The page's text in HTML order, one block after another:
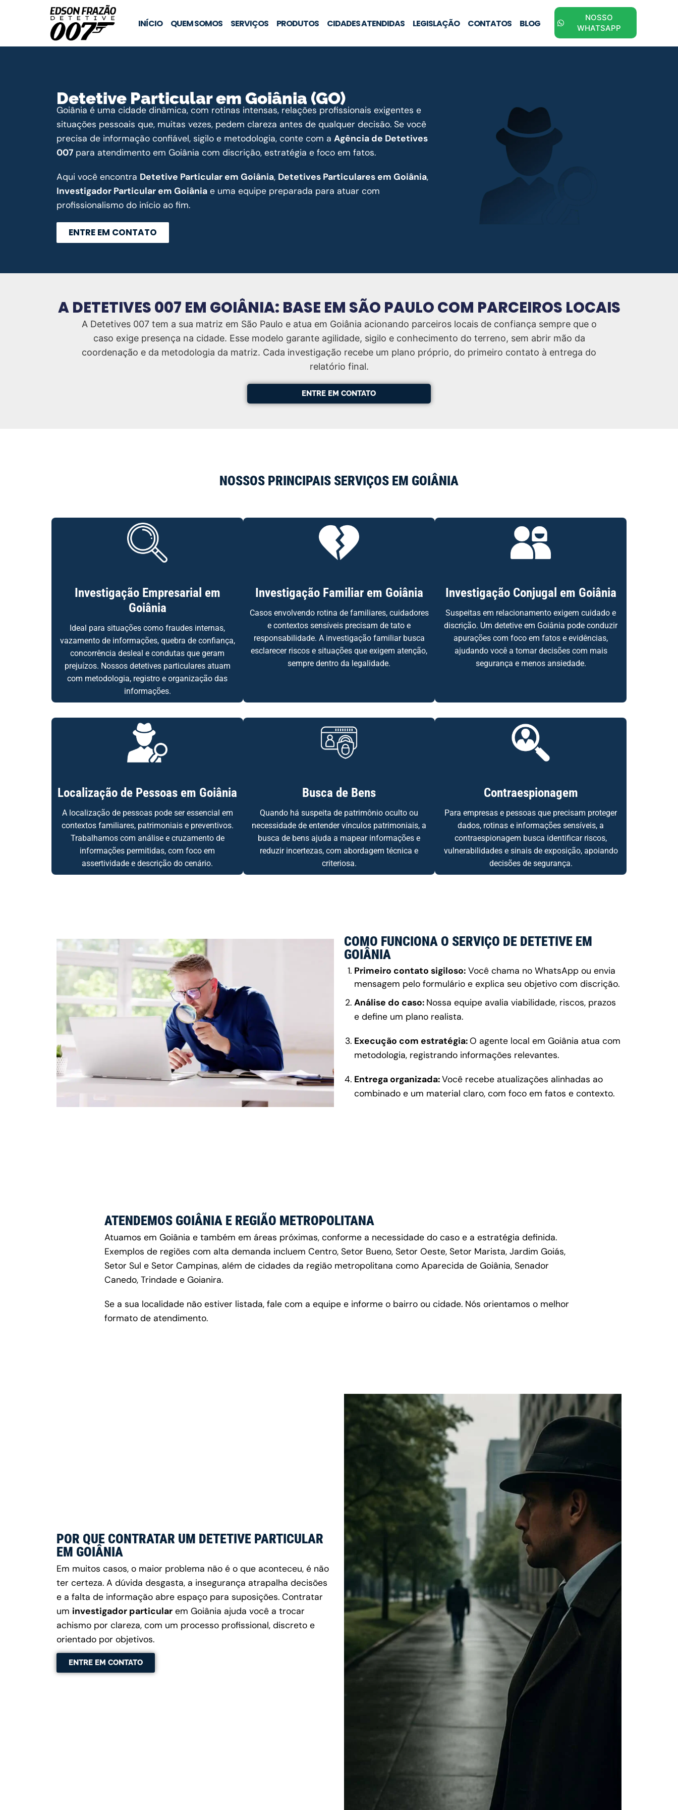
INÍCIO QUEM SOMOS SERVIÇOS PRODUTOS CIDADES ATENDIDAS LEGISLAÇÃO CONTATOS BLOG
NOSSO
WHATSAPP
Detetive Particular em Goiânia (GO)
Goiânia é uma cidade dinâmica, com rotinas intensas, relações profissionais exigentes e
situações pessoais que, muitas vezes, pedem clareza antes de qualquer decisão. Se você
precisa de informação confiável, sigilo e metodologia, conte com a Agência de Detetives
007 para atendimento em Goiânia com discrição, estratégia e foco em fatos.
Aqui você encontra Detetive Particular em Goiânia, Detetives Particulares em Goiânia,
Investigador Particular em Goiânia e uma equipe preparada para atuar com
profissionalismo do início ao fim.
ENTRE EM CONTATO
A DETETIVES 007 EM GOIÂNIA: BASE EM SÃO PAULO COM PARCEIROS LOCAIS
A Detetives 007 tem a sua matriz em São Paulo e atua em Goiânia acionando parceiros locais de confiança sempre que o
caso exige presença na cidade. Esse modelo garante agilidade, sigilo e conhecimento do terreno, sem abrir mão da
coordenação e da metodologia da matriz. Cada investigação recebe um plano próprio, do primeiro contato à entrega do
relatório final.
ENTRE EM CONTATO
NOSSOS PRINCIPAIS SERVIÇOS EM GOIÂNIA
Investigação Empresarial em
Goiânia
Ideal para situações como fraudes internas,
vazamento de informações, quebra de confiança,
concorrência desleal e condutas que geram
prejuízos. Nossos detetives particulares atuam
com metodologia, registro e organização das
informações.
Investigação Familiar em Goiânia
Casos envolvendo rotina de familiares, cuidadores
e contextos sensíveis precisam de tato e
responsabilidade. A investigação familiar busca
esclarecer riscos e situações que exigem atenção,
sempre dentro da legalidade.
Investigação Conjugal em Goiânia
Suspeitas em relacionamento exigem cuidado e
discrição. Um detetive em Goiânia pode conduzir
apurações com foco em fatos e evidências,
ajudando você a tomar decisões com mais
segurança e menos ansiedade.
Localização de Pessoas em Goiânia
A localização de pessoas pode ser essencial em
contextos familiares, patrimoniais e preventivos.
Trabalhamos com análise e cruzamento de
informações permitidas, com foco em
assertividade e descrição do cenário.
Busca de Bens
Quando há suspeita de patrimônio oculto ou
necessidade de entender vínculos patrimoniais, a
busca de bens ajuda a mapear informações e
reduzir incertezas, com abordagem técnica e
criteriosa.
Contraespionagem
Para empresas e pessoas que precisam proteger
dados, rotinas e informações sensíveis, a
contraespionagem busca identificar riscos,
vulnerabilidades e sinais de exposição, apoiando
decisões de segurança.
COMO FUNCIONA O SERVIÇO DE DETETIVE EM
GOIÂNIA
Primeiro contato sigiloso: Você chama no WhatsApp ou envia
mensagem pelo formulário e explica seu objetivo com discrição.
Análise do caso: Nossa equipe avalia viabilidade, riscos, prazos
e define um plano realista.
Execução com estratégia:O agente local em Goiânia atua com
metodologia, registrando informações relevantes.
Entrega organizada:Você recebe atualizações alinhadas ao
combinado e um material claro, com foco em fatos e contexto.
ATENDEMOS GOIÂNIA E REGIÃO METROPOLITANA
Atuamos em Goiânia e também em áreas próximas, conforme a necessidade do caso e a estratégia definida.
Exemplos de regiões com alta demanda incluem Centro, Setor Bueno, Setor Oeste, Setor Marista, Jardim Goiás,
Setor Sul e Setor Campinas, além de cidades da região metropolitana como Aparecida de Goiânia, Senador
Canedo, Trindade e Goianira.
Se a sua localidade não estiver listada, fale com a equipe e informe o bairro ou cidade. Nós orientamos o melhor
formato de atendimento.
POR QUE CONTRATAR UM DETETIVE PARTICULAR
EM GOIÂNIA
Em muitos casos, o maior problema não é o que aconteceu, é não
ter certeza. A dúvida desgasta, a insegurança atrapalha decisões
e a falta de informação abre espaço para suposições. Contratar
um investigador particular em Goiânia ajuda você a trocar
achismo por clareza, com um processo profissional, discreto e
orientado por objetivos.
ENTRE EM CONTATO